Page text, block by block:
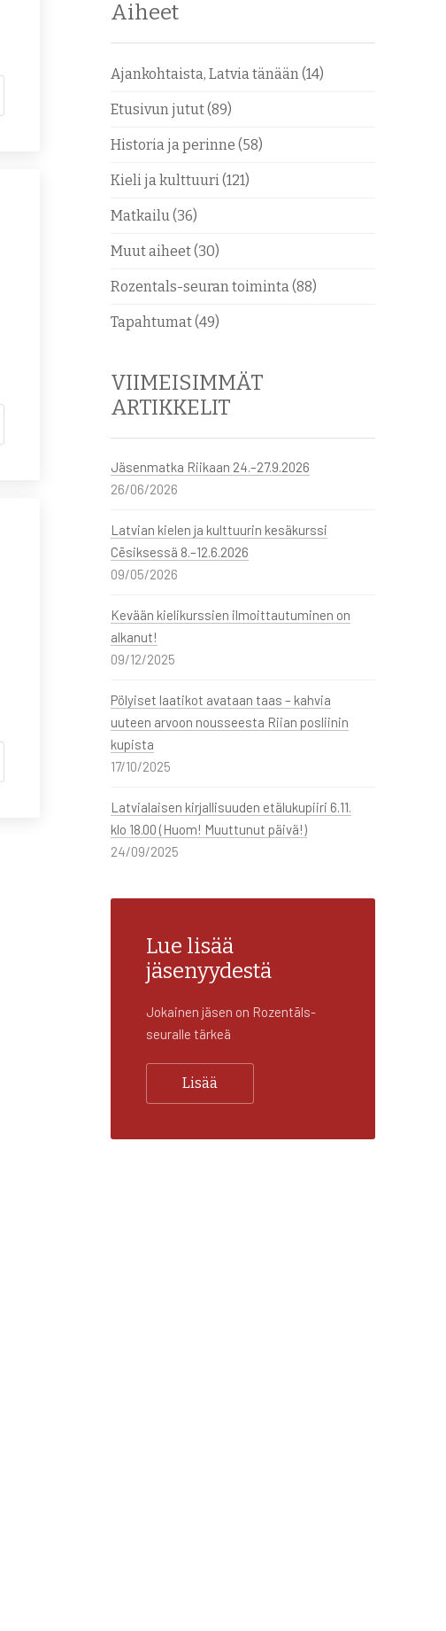
Aiheet
Ajankohtaista, Latvia tänään (14)
Etusivun jutut(89)
Historia ja perinne (58)
Kieli ja kulttuuri (121)
Matkailu (36)
Muut aiheet(30)
Rozentals-seuran toiminta (88)
Tapahtumat(49)
VIIMEISIMMÄT
ARTIKKELIT
Jäsenmatka Riikaan 24.–27.9.2026
26/06/2026
Latvian kielen ja kulttuurin kesäkurssi
Cēsiksessä 8.–12.6.2026
09/05/2026
Kevään kielikurssien ilmoittautuminen on
alkanut!
09/12/2025
Pölyiset laatikot avataan taas – kahvia
uuteen arvoon nousseesta Riian posliinin
kupista
17/10/2025
Latvialaisen kirjallisuuden etälukupiiri 6.11.
klo 18.00 (Huom! Muuttunut päivä!)
24/09/2025
Lue lisää
jäsenyydestä
Jokainen jäsen on Rozentāls-
seuralle tärkeä
Lisää